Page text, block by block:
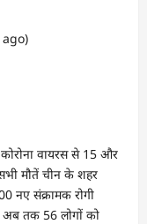
वायरस से 15 और
मौतें चीन के शहर
नए संक्रामक रोगी
अब तक 56 लोगों को